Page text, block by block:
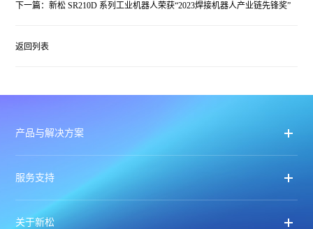
下一篇：新松 SR210D 系列工业机器人荣获“2023焊接机器人产业链先锋奖”
返回列表
产品与解决方案
服务支持
关于新松